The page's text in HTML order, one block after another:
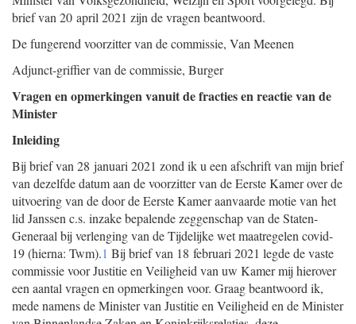
brief van 20 april 2021 zijn de vragen beantwoord.
De fungerend voorzitter van de commissie, Van Meenen
Adjunct-griffier van de commissie, Burger
Vragen en opmerkingen vanuit de fracties en reactie van de
Minister
Inleiding
Bij brief van 28 januari 2021 zond ik u een afschrift van mijn brief
van dezelfde datum aan de voorzitter van de Eerste Kamer over de
uitvoering van de door de Eerste Kamer aanvaarde motie van het
lid Janssen c.s. inzake bepalende zeggenschap van de Staten-
Generaal bij verlenging van de Tijdelijke wet maatregelen covid-
19 (hierna: Twm).1 Bij brief van 18 februari 2021 legde de vaste
commissie voor Justitie en Veiligheid van uw Kamer mij hierover
een aantal vragen en opmerkingen voor. Graag beantwoord ik,
mede namens de Minister van Justitie en Veiligheid en de Minister